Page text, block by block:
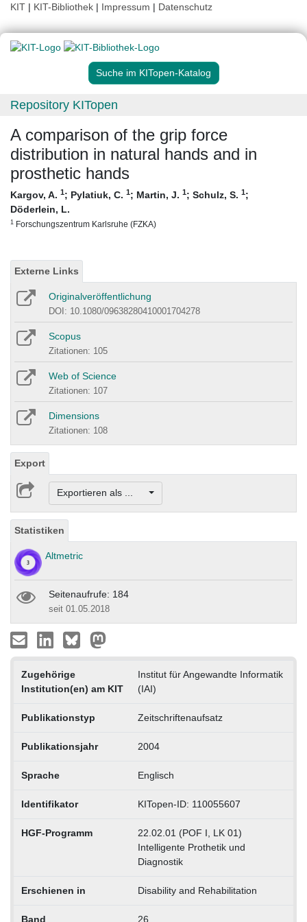
KIT | KIT-Bibliothek | Impressum | Datenschutz
Suche im KITopen-Katalog
Repository KITopen
A comparison of the grip force
distribution in natural hands and in
prosthetic hands
Kargov, A. 1; Pylatiuk, C. 1; Martin, J. 1; Schulz, S. 1;
Döderlein, L.
1 Forschungszentrum Karlsruhe (FZKA)
Externe Links
Originalveröffentlichung
DOI: 10.1080/09638280410001704278
Scopus
Zitationen: 105
Web of Science
Zitationen: 107
Dimensions
Zitationen: 108
Export
Exportieren als ...
Statistiken
Altmetric
Seitenaufrufe: 184
seit 01.05.2018
Zugehörige
Institution(en) am KIT
Institut für Angewandte Informatik
(IAI)
Publikationstyp Zeitschriftenaufsatz
Publikationsjahr 2004
Sprache Englisch
Identifikator KITopen-ID: 110055607
HGF-Programm
22.02.01 (POF I, LK 01)
Intelligente Prothetik und
Diagnostik
Erschienen in Disability and Rehabilitation
Band 26